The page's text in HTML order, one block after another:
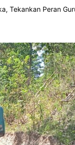
Tekankan Peran